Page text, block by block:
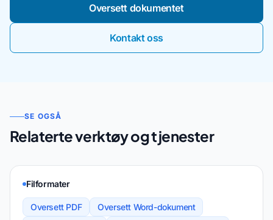
Oversett dokumentet
Kontakt oss
SE OGSÅ
Relaterte verktøy og tjenester
Filformater
Oversett PDF
Oversett Word-dokument